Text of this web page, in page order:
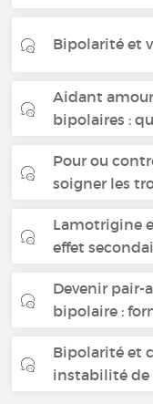
Bipolarité et
Aidant
bipolaires :
Pour ou
soigner les
Lamotrigine
effet
Devenir pair-
bipolaire :
Bipolarité et
instabilité de